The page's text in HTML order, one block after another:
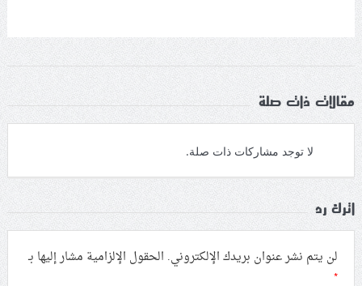
مقالات ذات صلة
لا توجد مشاركات ذات صلة.
اترك رد
لن يتم نشر عنوان بريدك الإلكتروني. الحقول الإلزامية مشار إليها بـ
*